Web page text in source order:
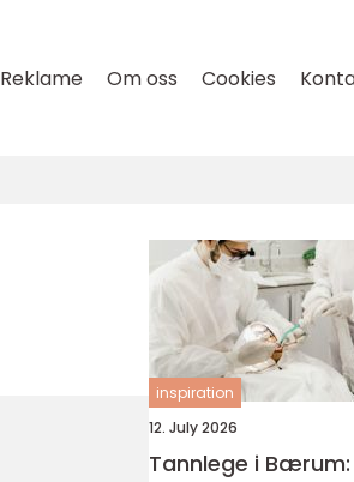
Reklame Om oss Cookies
inspiration
12. July 2026
Tannlege i Bærum: